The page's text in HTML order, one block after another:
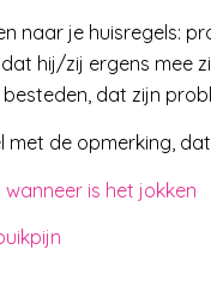
naar je huisregels:
hij/zij ergens mee
dat zijn
met de opmerking,
is het jokken